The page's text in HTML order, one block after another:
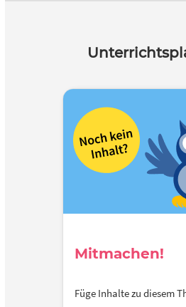
Mitmachen!
Füge Inhalte zu diesem